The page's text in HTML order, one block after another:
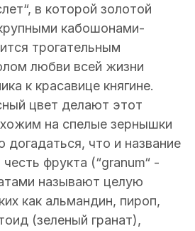
в которой золотой
кабошонами-
трогательным
любви всей жизни
к красавице княгине.
цвет делают этот
на спелые зернышки
догадаться, что и название
фрукта (“granum“ -
называют целую
как альмандин, пироп,
(зеленый гранат),